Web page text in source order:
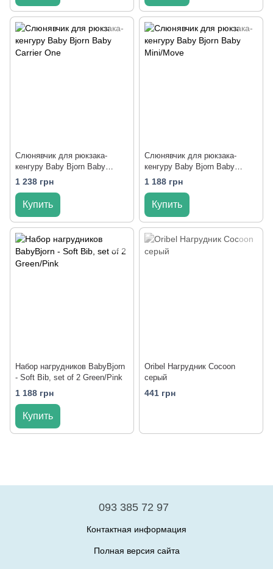
Слюнявчик для рюкзака-
кенгуру Baby Bjorn Baby
Carrier One
1 238 грн
Купить
Слюнявчик для рюкзака-
кенгуру Baby Bjorn Baby
Mini/Move
1 188 грн
Купить
Набор нагрудников BabyBjorn
- Soft Bib, set of 2 Green/Pink
1 188 грн
Купить
Oribel Нагрудник Cocoon
серый
441 грн
093 385 72 97
Контактная информация
Полная версия сайта